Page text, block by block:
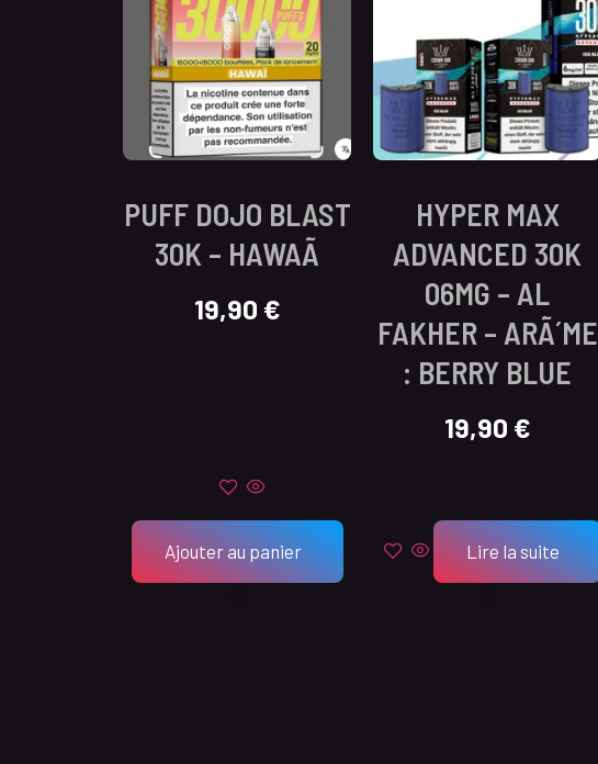
PUFF DOJO BLAST
30K – HAWAÃ
19,90 €
Ajouter au panier
HYPER MAX
ADVANCED 30K
06MG – AL
FAKHER – ARÃ´ME
: BERRY BLUE
19,90 €
Lire la suite